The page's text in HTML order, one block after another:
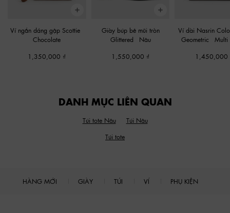
Ví ngắn dáng gập Scottie
Chocolate
1,350,000
Giày búp bê mũi tròn
Glittered
Nâu
1,550,000
Ví dài Nasrin
Geometric
Multi
1,450,000
DANH MỤC LIÊN QUAN
Túi tote Nâu
Túi Nâu
Túi tote
HÀNG MỚI GIÀY TÚI VÍ PHỤ KIỆN